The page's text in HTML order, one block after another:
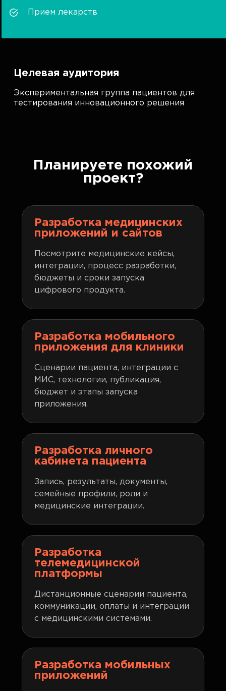
Прием лекарств
Целевая аудитория
Экспериментальная группа пациентов для
тестирования инновационного решения
Планируете похожий
проект?
Разработка медицинских
приложений и сайтов
Посмотрите медицинские кейсы,
интеграции, процесс разработки,
бюджеты и сроки запуска
цифрового продукта.
Разработка мобильного
приложения для клиники
Сценарии пациента, интеграции с
МИС, технологии, публикация,
бюджет и этапы запуска
приложения.
Разработка личного
кабинета пациента
Запись, результаты, документы,
семейные профили, роли и
медицинские интеграции.
Разработка
телемедицинской
платформы
Дистанционные сценарии пациента,
коммуникации, оплаты и интеграции
с медицинскими системами.
Разработка мобильных
приложений